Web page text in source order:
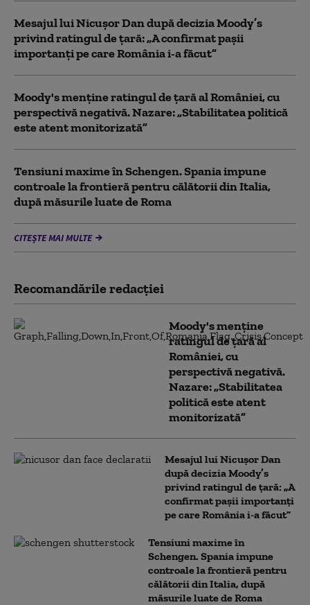
Mesajul lui Nicușor Dan după decizia Moody’s
privind ratingul de țară: „A confirmat pașii
importanți pe care România i-a făcut”
Moody's menține ratingul de țară al României, cu
perspectivă negativă. Nazare: „Stabilitatea politică
este atent monitorizată”
Tensiuni maxime în Schengen. Spania impune
controale la frontieră pentru călătorii din Italia,
după măsurile luate de Roma
CITEȘTE MAI MULTE
Recomandările redacţiei
Moody's menține
ratingul de țară al
României, cu
perspectivă negativă.
Nazare: „Stabilitatea
politică este atent
monitorizată”
Mesajul lui Nicușor Dan
după decizia Moody’s
privind ratingul de țară: „A
confirmat pașii importanți
pe care România i-a făcut”
Tensiuni maxime în
Schengen. Spania impune
controale la frontieră pentru
călătorii din Italia, după
măsurile luate de Roma